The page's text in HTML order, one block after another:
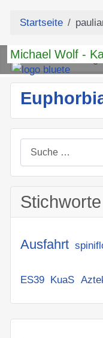
Michael Wolf -
Startseite
Teil des Titels
Suchen
Stichworte
Ausfahrt
ES39 KuaS